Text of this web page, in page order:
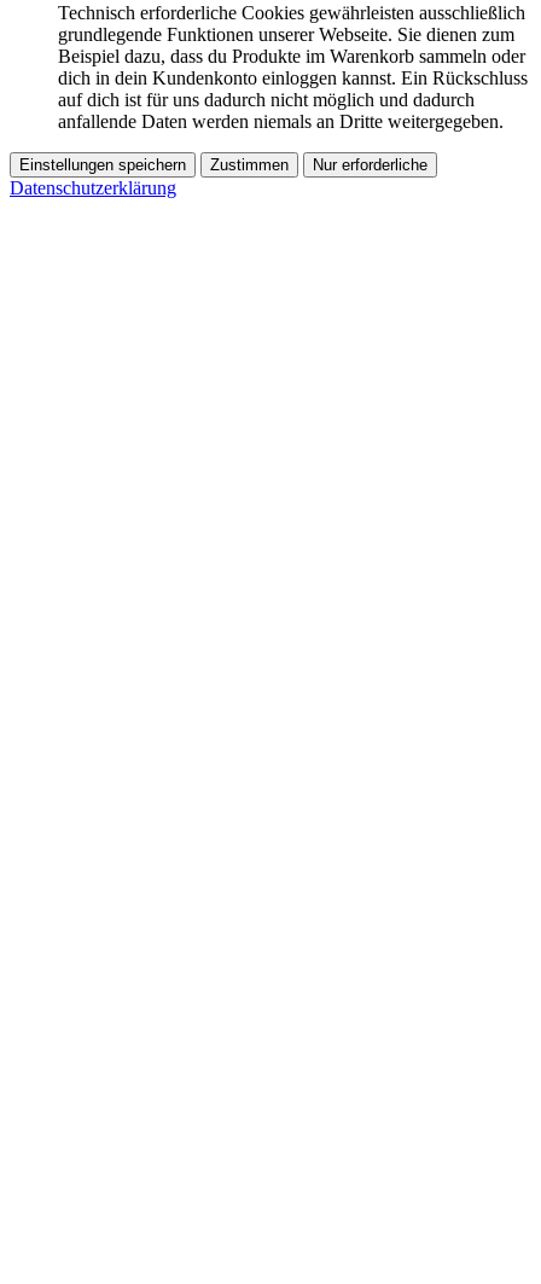
Technisch erforderliche Cookies gewährleisten ausschließlich
grundlegende Funktionen unserer Webseite. Sie dienen zum
Beispiel dazu, dass du Produkte im Warenkorb sammeln oder
dich in dein Kundenkonto einloggen kannst. Ein Rückschluss
auf dich ist für uns dadurch nicht möglich und dadurch
anfallende Daten werden niemals an Dritte weitergegeben.
Einstellungen speichern Zustimmen Nur erforderliche
Datenschutzerklärung